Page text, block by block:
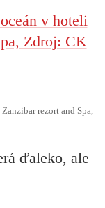
rezort and Spa,
ďaleko, ale